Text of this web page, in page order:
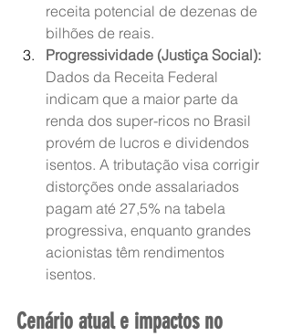
receita potencial de dezenas de
bilhões de reais.
Progressividade (Justiça Social):
Dados da Receita Federal
indicam que a maior parte da
renda dos super-ricos no Brasil
provém de lucros e dividendos
isentos. A tributação visa corrigir
distorções onde assalariados
pagam até 27,5% na tabela
progressiva, enquanto grandes
acionistas têm rendimentos
isentos.
Cenário atual e impactos no